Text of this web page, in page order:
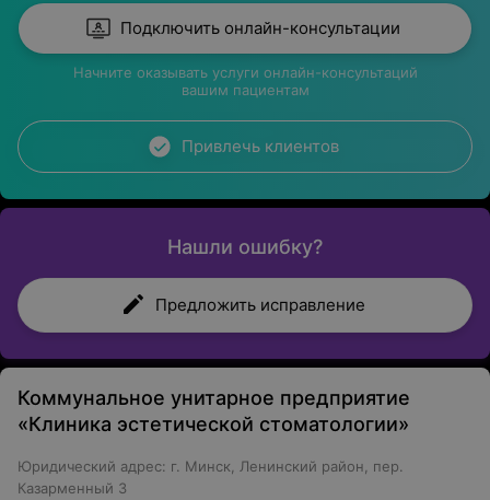
Подключить онлайн-консультации
Начните оказывать услуги онлайн-консультаций
вашим пациентам
Привлечь клиентов
Нашли ошибку?
Предложить исправление
Коммунальное унитарное предприятие
«Клиника эстетической стоматологии»
Юридический адрес: г. Минск, Ленинский район, пер.
Казарменный 3